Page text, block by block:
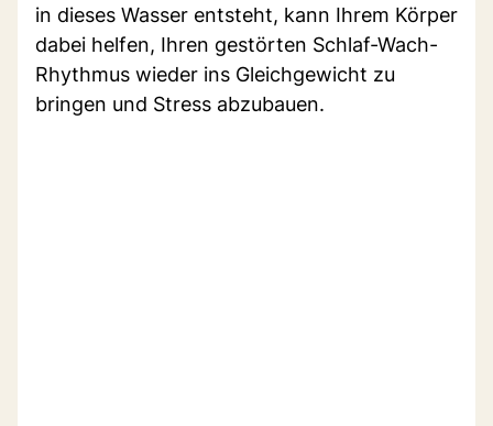
in dieses Wasser entsteht, kann Ihrem Körper
dabei helfen, Ihren gestörten Schlaf-Wach-
Rhythmus wieder ins Gleichgewicht zu
bringen und Stress abzubauen.